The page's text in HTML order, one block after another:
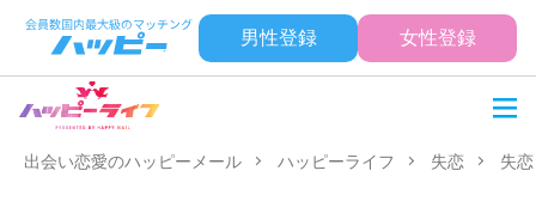
男性登録 女性登録
出会い恋愛のハッピーメール ハッピーライフ 失恋 失